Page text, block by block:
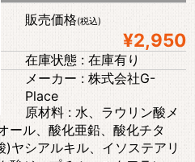
販売価格(税込)
¥2,950
在庫状態 : 在庫有り
メーカー : 株式会社G-
Place
原材料 : 水、ラウリン酸メ
ール、酸化亜鉛、酸化チタ
ヤシアルキル、イソステアリ